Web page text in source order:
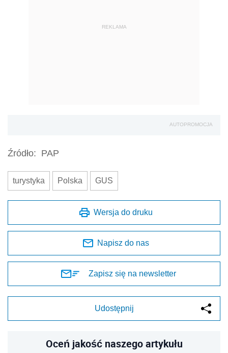
REKLAMA
AUTOPROMOCJA
Źródło: PAP
turystyka Polska GUS
Wersja do druku
Napisz do nas
Zapisz się na newsletter
Udostępnij
Oceń jakość naszego artykułu